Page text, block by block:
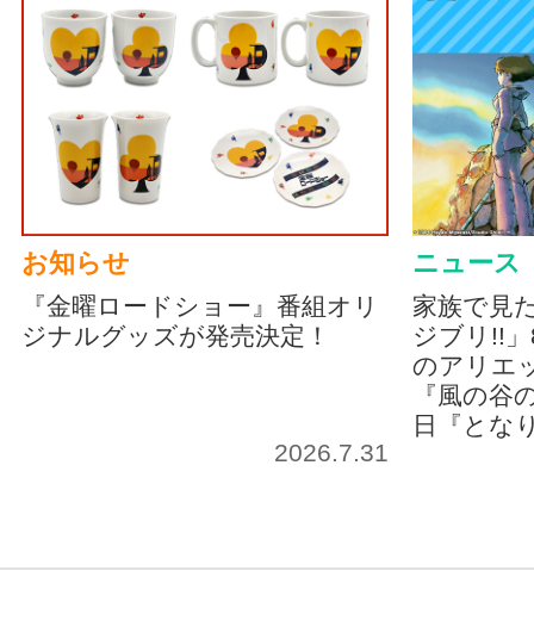
お知らせ
『金曜ロードショー』番組オリ
ジナルグッズが発売決定！
2026.7.31
ニュース
家族で見
ジブリ!!
のアリエ
『風の谷
日『とな